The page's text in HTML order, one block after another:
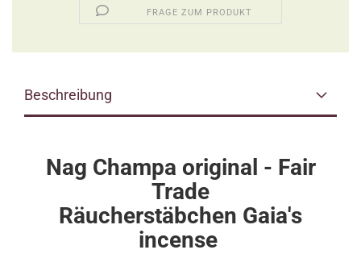
FRAGE ZUM PRODUKT
Beschreibung
Nag Champa original - Fair
Trade
Räucherstäbchen Gaia's
incense